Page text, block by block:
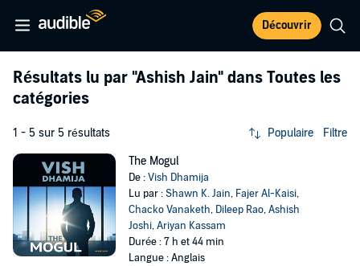
Découvrir
Résultats lu par "Ashish Jain" dans Toutes les
catégories
1 - 5 sur 5 résultats Populaire Filtre
The Mogul
De :Vish Dhamija
Lu par :Shawn K. Jain, Fajer Al-Kaisi,
Chacko Vanaketh, Dileep Rao,Ashish
Joshi,Ariyan Kassam
Durée : 7 h et 44 min
Langue : Anglais